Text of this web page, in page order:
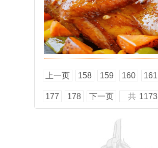
上一页 158 159 160 161
177
178 下一页 共 1173